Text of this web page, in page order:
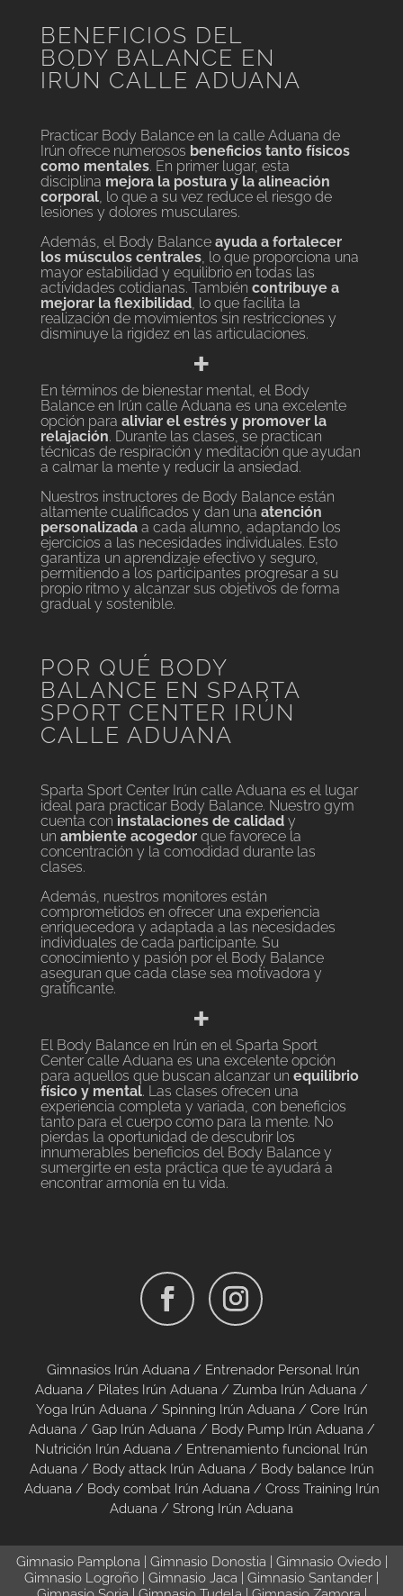
BENEFICIOS DEL
BODY BALANCE EN
IRÚN CALLE ADUANA
Practicar Body Balance en la calle Aduana de
Irún ofrece numerosos beneficios tanto físicos
como mentales. En primer lugar, esta
disciplina mejora la postura y la alineación
corporal, lo que a su vez reduce el riesgo de
lesiones y dolores musculares.
Además, el Body Balance ayuda a fortalecer
los músculos centrales, lo que proporciona una
mayor estabilidad y equilibrio en todas las
actividades cotidianas. También contribuye a
mejorar la flexibilidad, lo que facilita la
realización de movimientos sin restricciones y
disminuye la rigidez en las articulaciones.
+
En términos de bienestar mental, el Body
Balance en Irún calle Aduana es una excelente
opción para aliviar el estrés y promover la
relajación. Durante las clases, se practican
técnicas de respiración y meditación que ayudan
a calmar la mente y reducir la ansiedad.
Nuestros instructores de Body Balance están
altamente cualificados y dan una atención
personalizada a cada alumno, adaptando los
ejercicios a las necesidades individuales. Esto
garantiza un aprendizaje efectivo y seguro,
permitiendo a los participantes progresar a su
propio ritmo y alcanzar sus objetivos de forma
gradual y sostenible.
POR QUÉ BODY
BALANCE EN SPARTA
SPORT CENTER IRÚN
CALLE ADUANA
Sparta Sport Center Irún calle Aduana es el lugar
ideal para practicar Body Balance. Nuestro gym
cuenta con instalaciones de calidad y
un ambiente acogedor que favorece la
concentración y la comodidad durante las
clases.
Además, nuestros monitores están
comprometidos en ofrecer una experiencia
enriquecedora y adaptada a las necesidades
individuales de cada participante. Su
conocimiento y pasión por el Body Balance
aseguran que cada clase sea motivadora y
gratificante.
+
El Body Balance en Irún en el Sparta Sport
Center calle Aduana es una excelente opción
para aquellos que buscan alcanzar un equilibrio
físico y mental. Las clases ofrecen una
experiencia completa y variada, con beneficios
tanto para el cuerpo como para la mente. No
pierdas la oportunidad de descubrir los
innumerables beneficios del Body Balance y
sumergirte en esta práctica que te ayudará a
encontrar armonía en tu vida.
Gimnasios Irún Aduana / Entrenador Personal Irún
Aduana / Pilates Irún Aduana / Zumba Irún Aduana /
Yoga Irún Aduana/ Spinning Irún Aduana/ Core Irún
Aduana/ Gap Irún Aduana/ Body Pump Irún Aduana/
Nutrición Irún Aduana / Entrenamiento funcional Irún
Aduana/ Body attack Irún Aduana/ Body balance Irún
Aduana/ Body combat Irún Aduana/ Cross Training Irún
Aduana / Strong Irún Aduana
Gimnasio Pamplona| Gimnasio Donostia| Gimnasio Oviedo|
Gimnasio Logroño
Gimnasio Jaca Gimnasio Santander